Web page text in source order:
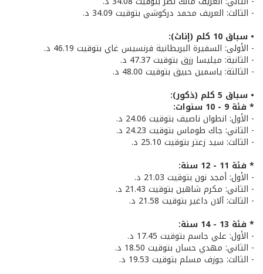
- الثالث: العريف محمد دركوشي بتوقيت 34.09 د.
• سباق 10 كلم (إناث):
- الأولى: السفيرة البريطانية فرنسيس غاي بتوقيت 46.19 د.
- الثانية: ميليسا رزق بتوقيت 47.37 د.
- الثالثة: ياسمين حبيق بتوقيت 48.00 د.
• سباق 5 كلم (ذكور):
* فئة 9 - 10 سنوات:
- الأول: انطوان ناصيف بتوقيت 24.06 د.
- الثاني: جاك طوماس بتوقيت 24.23 د.
- الثالث: سيد زعتر بتوقيت 25.10 د.
* فئة 11 - 12 سنة:
- الأول: أمجد نون بتوقيت 21.03 د.
- الثاني: مكرم شاهين بتوقيت 21.43 د.
- الثالث: آلان داغير بتوقيت 21.58 د.
* فئة 13 - 14 سنة:
- الأول: علي جاسم بتوقيت 17.45 د.
- الثاني: مهدي حسان بتوقيت 18.50 د.
- الثالث: جوزف مسلم بتوقيت 19.53 د.